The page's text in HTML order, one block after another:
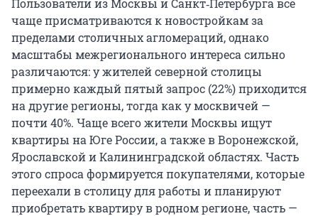
чаще присматриваются к новостройкам за
пределами столичных агломераций, однако
масштабы межрегионального интереса сильно
различаются: у жителей северной столицы
примерно каждый пятый запрос (22%) приходится
на другие регионы, тогда как у москвичей —
почти 40%. Чаще всего жители Москвы ищут
квартиры на Юге России, а также в Воронежской,
Ярославской и Калининградской областях. Часть
этого спроса формируется покупателями, которые
переехали в столицу для работы и планируют
приобретать квартиру в родном регионе, часть —